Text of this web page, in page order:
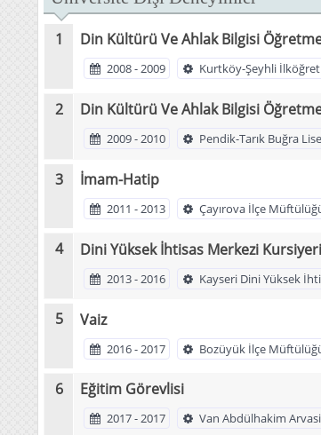
Din Kültürü Ve Ahlak Bilgisi
2008 - 2009 Kurtköy-Şeyhli
Din Kültürü Ve Ahlak Bilgisi
2009 - 2010 Pendik-Tarık Buğra
İmam-Hatip
2011 - 2013 Çayırova İlçe
Dini Yüksek İhtisas Merkezi Kursiyeri
2013 - 2016 Kayseri Dini Yüksek
Vaiz
2016 - 2017 Bozüyük İlçe
Eğitim Görevlisi
2017 - 2017 Van Abdülhakim